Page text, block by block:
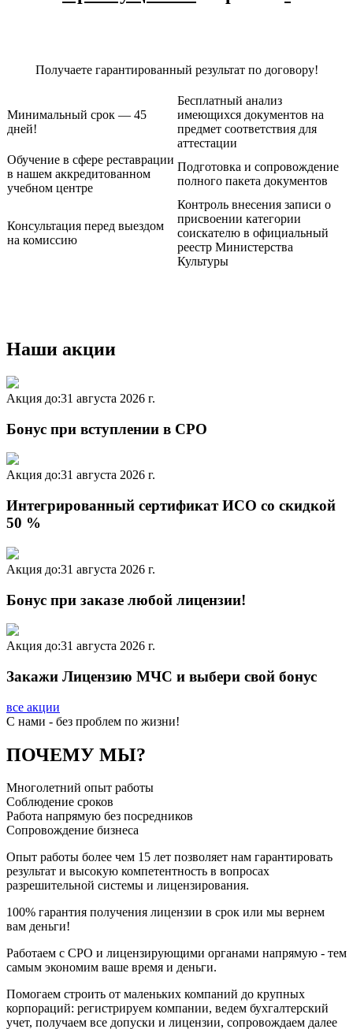
Получаете гарантированный результат по договору!
Минимальный срок — 45
дней!
Бесплатный анализ
имеющихся документов на
предмет соответствия для
аттестации
Обучение в сфере реставрации
в нашем аккредитованном
учебном центре
Подготовка и сопровождение
полного пакета документов
Консультация перед выездом
на комиссию
Контроль внесения записи о
присвоении категории
соискателю в официальный
реестр Министерства
Культуры
Наши акции
Акция до:31 августа 2026 г.
Бонус при вступлении в СРО
Акция до:31 августа 2026 г.
Интегрированный сертификат ИСО со скидкой
50 %
Акция до:31 августа 2026 г.
Бонус при заказе любой лицензии!
Акция до:31 августа 2026 г.
Закажи Лицензию МЧС и выбери свой бонус
все акции
C нами - без проблем по жизни!
ПОЧЕМУ МЫ?
Многолетний опыт работы
Соблюдение сроков
Работа напрямую без посредников
Сопровождение бизнеса
Опыт работы более чем 15 лет позволяет нам гарантировать
результат и высокую компетентность в вопросах
разрешительной системы и лицензирования.
100% гарантия получения лицензии в срок или мы вернем
вам деньги!
Работаем с СРО и лицензирующими органами напрямую - тем
самым экономим ваше время и деньги.
Помогаем строить от маленьких компаний до крупных
корпораций: регистрируем компании, ведем бухгалтерский
учет, получаем все допуски и лицензии, сопровождаем далее